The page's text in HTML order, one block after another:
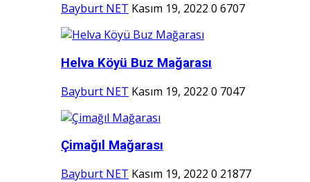
Bayburt NET Kasım 19, 2022 0 6707
Helva Köyü Buz Mağarası
Bayburt NET Kasım 19, 2022 0 7047
Çimağıl Mağarası
Bayburt NET Kasım 19, 2022 0 21877